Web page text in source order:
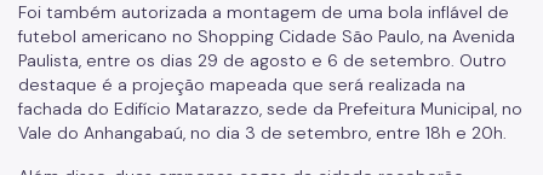
Ficha Técnica
Denom. de Logradouros
Mais Serviços
Foi também autorizada a montagem de uma bola inflável de
futebol americano no Shopping Cidade São Paulo, na Avenida
Paulista, entre os dias 29 de agosto e 6 de setembro. Outro
destaque é a projeção mapeada que será realizada na
fachada do Edifício Matarazzo, sede da Prefeitura Municipal, no
Vale do Anhangabaú, no dia 3 de setembro, entre 18h e 20h.